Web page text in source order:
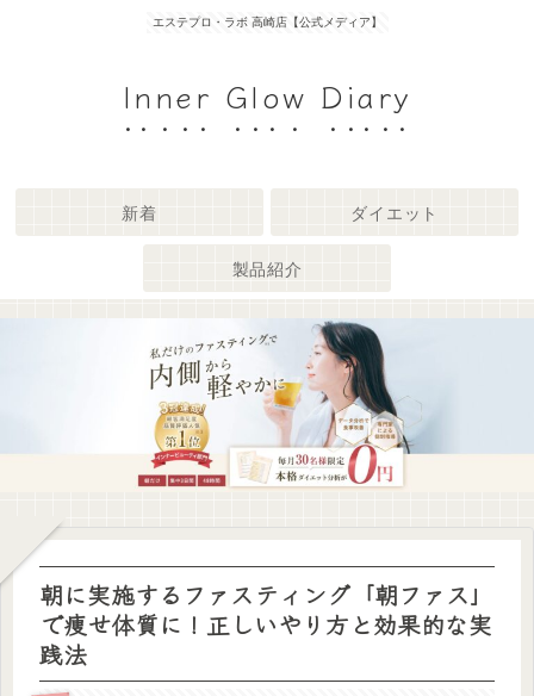
エステプロ・ラボ 高崎店【公式メディア】
Inner Glow Diary
新着 ダイエット
製品紹介
朝に実施するファスティング「朝ファス」
で痩せ体質に！正しいやり方と効果的な実
践法